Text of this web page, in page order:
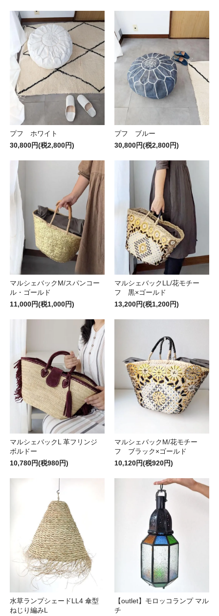
プフ ホワイト
30,800円(税2,800円)
プフ ブルー
30,800円(税2,800円)
マルシェバックM/スパンコー
ル・ゴールド
11,000円(税1,000円)
マルシェバックLL/花モチー
フ 黒×ゴールド
13,200円(税1,200円)
マルシェバックL 革フリンジ
ボルドー
10,780円(税980円)
マルシェバックM/花モチー
フ ブラック×ゴールド
10,120円(税920円)
水草ランプシェードLL4 傘型
ねじり編みL
【outlet】モロッコランプ マル
チ